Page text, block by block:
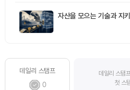
자산을 모으는 기술과 지
데일리 스탬프
0
데일리 스탬
첫 스